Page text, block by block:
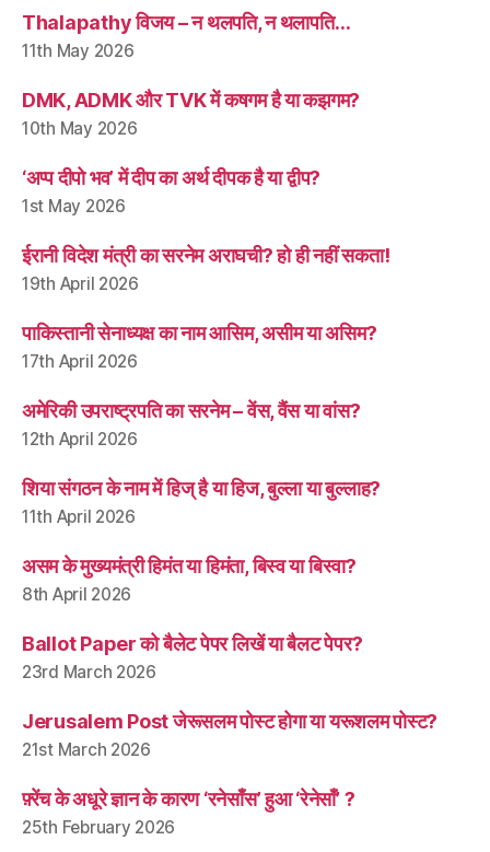
Thalapathy विजय – न थलपति, न थलापति…
11th May 2026
DMK, ADMK और TVK में कषगम है या कझगम?
10th May 2026
‘अप्प दीपो भव’ में दीप का अर्थ दीपक है या द्वीप?
1st May 2026
ईरानी विदेश मंत्री का सरनेम अराघची? हो ही नहीं सकता!
19th April 2026
पाकिस्तानी सेनाध्यक्ष का नाम आसिम, असीम या असिम?
17th April 2026
अमेरिकी उपराष्ट्रपति का सरनेम – वेंस, वैंस या वांस?
12th April 2026
शिया संगठन के नाम में हिज् है या हिज, बुल्ला या बुल्लाह?
11th April 2026
असम के मुख्यमंत्री हिमंत या हिमंता, बिस्व या बिस्वा?
8th April 2026
Ballot Paper को बैलेट पेपर लिखें या बैलट पेपर?
23rd March 2026
Jerusalem Post जेरूसलम पोस्ट होगा या यरूशलम पोस्ट?
21st March 2026
फ़्रेंच के अधूरे ज्ञान के कारण ‘रनेसाँस’ हुआ ‘रेनेसाँ’ ?
25th February 2026